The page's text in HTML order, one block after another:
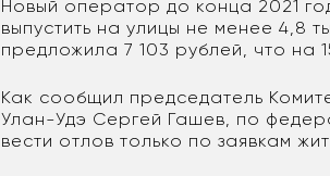
Новый оператор до конца 2021
выпустить на улицы не менее 4,8
предложила 7 103 рублей, что на
Как сообщил председатель
Улан-Удэ Сергей Гашев, по
вести отлов только по заявкам